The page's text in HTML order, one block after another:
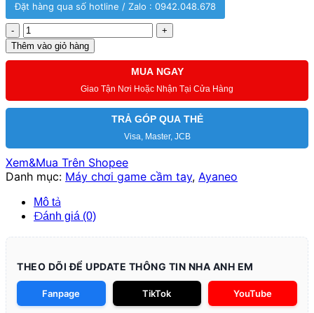
Đặt hàng qua số hotline / Zalo : 0942.048.678
[Likenew]
Ayaneo
pocket
trải
nghiệm
số
lượng
Thêm vào giỏ hàng
MUA NGAY
Giao Tận Nơi Hoặc Nhận Tại Cửa Hàng
TRẢ GÓP QUA THẺ
Visa, Master, JCB
Xem&Mua Trên Shopee
Danh mục: Máy chơi game cầm tay, Ayaneo
Mô tả
Đánh giá (0)
THEO DÕI ĐỂ UPDATE THÔNG TIN NHA ANH EM
Fanpage TikTok YouTube